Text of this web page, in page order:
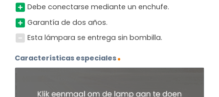
Debe conectarse mediante un enchufe.
Garantía de dos años.
Esta lámpara se entrega sin bombilla.
Características especiales